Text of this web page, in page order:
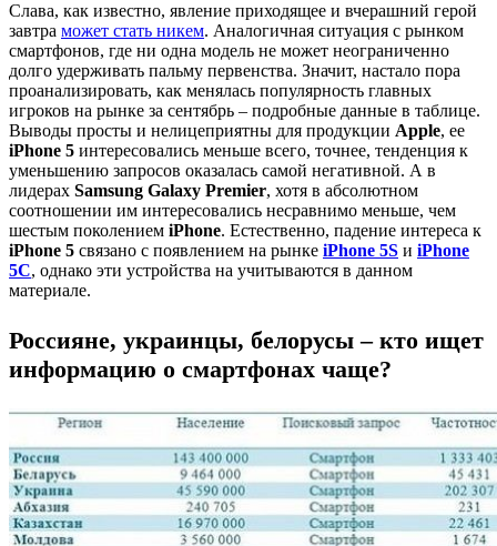
Слава, как известно, явление приходящее и вчерашний герой
завтра может стать никем. Аналогичная ситуация с рынком
смартфонов, где ни одна модель не может неограниченно
долго удерживать пальму первенства. Значит, настало пора
проанализировать, как менялась популярность главных
игроков на рынке за сентябрь – подробные данные в таблице.
Выводы просты и нелицеприятны для продукции Apple, ее
iPhone 5 интересовались меньше всего, точнее, тенденция к
уменьшению запросов оказалась самой негативной. А в
лидерах Samsung Galaxy Premier, хотя в абсолютном
соотношении им интересовались несравнимо меньше, чем
шестым поколением iPhone. Естественно, падение интереса к
iPhone 5 связано с появлением на рынке iPhone 5S и iPhone
5C, однако эти устройства на учитываются в данном
материале.
Россияне, украинцы, белорусы – кто ищет
информацию о смартфонах чаще?